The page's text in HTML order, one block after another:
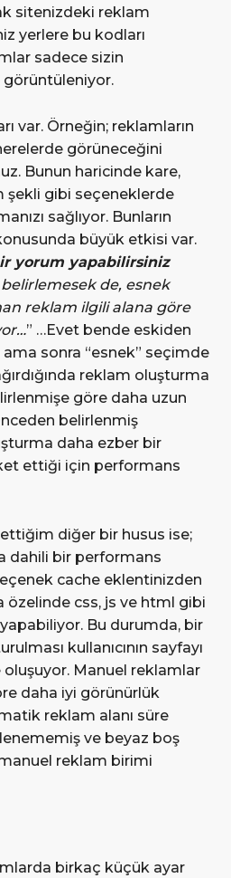
sitenizdeki reklam
yerlere bu kodları
sadece sizin
görüntüleniyor.
var. Örneğin; reklamların
görüneceğini
Bunun haricinde kare,
şekli gibi seçeneklerde
sağlıyor. Bunların
büyük etkisi var.
yorum yapabilirsiniz
de, esnek
reklam ilgili alana göre
” …Evet bende eskiden
sonra “esnek” seçimde
reklam oluşturma
göre daha uzun
belirlenmiş
daha ezber bir
ettiği için performans
diğer bir husus ise;
dahili bir performans
cache eklentinizden
özelinde css, js ve html gibi
Bu durumda, bir
kullanıcının sayfayı
oluşuyor. Manuel reklamlar
daha iyi görünürlük
reklam alanı süre
ve beyaz boş
reklam birimi
birkaç küçük ayar